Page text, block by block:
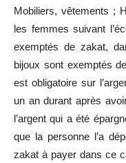
Mobiliers, vêtements ;
les femmes suivant
exemptés de zakat,
bijoux sont exemptés
est obligatoire sur
un an durant après
l’argent qui a été
que la personne l’a
zakat à payer dans ce